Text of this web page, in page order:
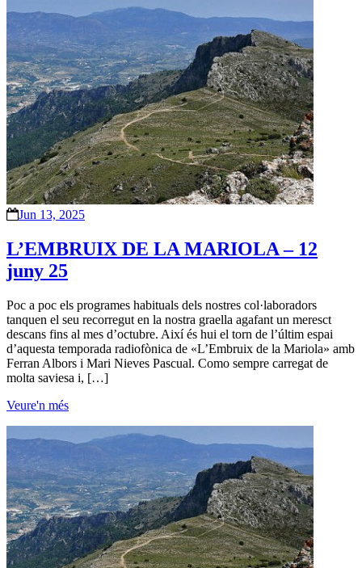
Jun 13, 2025
L’EMBRUIX DE LA MARIOLA – 12
juny 25
Poc a poc els programes habituals dels nostres col·laboradors
tanquen el seu recorregut en la nostra graella agafant un meresct
descans fins al mes d’octubre. Així és hui el torn de l’últim espai
d’aquesta temporada radiofònica de «L’Embruix de la Mariola» amb
Ferran Albors i Mari Nieves Pascual. Como sempre carregat de
molta saviesa i, […]
Veure'n més